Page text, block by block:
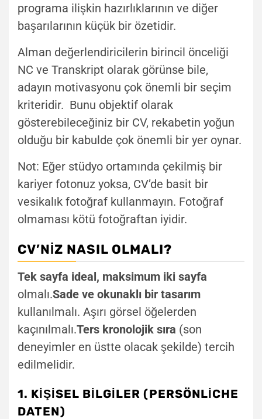
programa ilişkin hazırlıklarının ve diğer
başarılarının küçük bir özetidir.
Alman değerlendiricilerin birincil önceliği
NC ve Transkript olarak görünse bile,
adayın motivasyonu çok önemli bir seçim
kriteridir. Bunu objektif olarak
gösterebileceğiniz bir CV, rekabetin yoğun
olduğu bir kabulde çok önemli bir yer oynar.
Not: Eğer stüdyo ortamında çekilmiş bir
kariyer fotonuz yoksa, CV’de basit bir
vesikalık fotoğraf kullanmayın. Fotoğraf
olmaması kötü fotoğraftan iyidir.
CV’NIZ NASIL OLMALI?
Tek sayfa ideal, maksimum iki sayfa
olmalı.Sade ve okunaklı bir tasarım
kullanılmalı. Aşırı görsel öğelerden
kaçınılmalı.Ters kronolojik sıra (son
deneyimler en üstte olacak şekilde) tercih
edilmelidir.
1. KIŞISEL BILGILER (PERSÖNLICHE
DATEN)